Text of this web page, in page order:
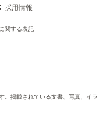
採用情報
関する表記
。掲載されている文書、写真、イラ